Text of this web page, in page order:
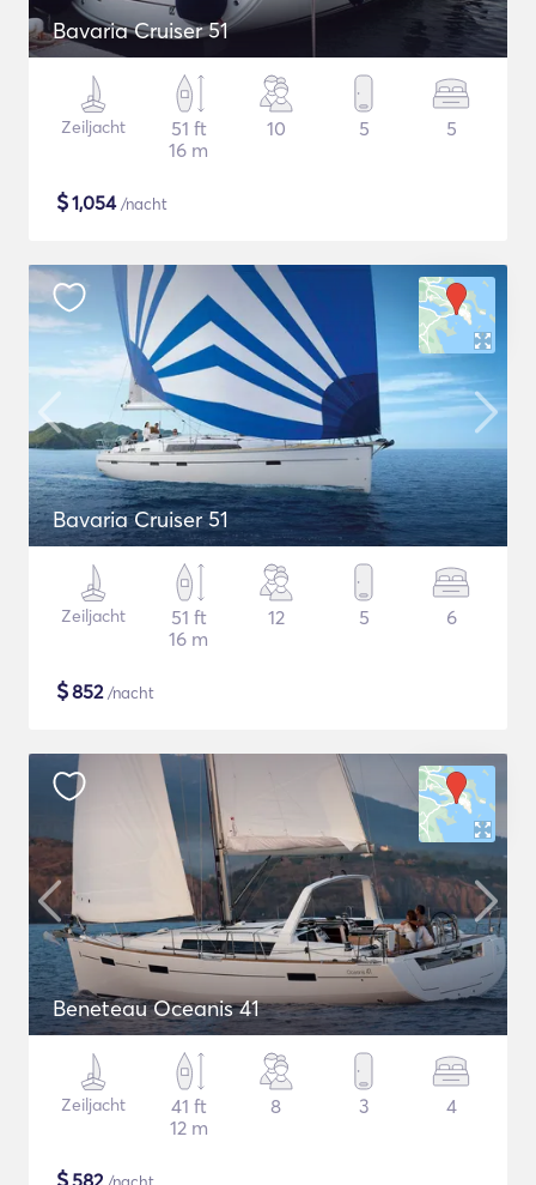
Bavaria Cruiser 51
Zeiljacht
51 ft
16 m
10 5 5
$1,054/nacht
Bavaria Cruiser 51
Zeiljacht
51 ft
16 m
12 5 6
$852/nacht
Beneteau Oceanis 41
Zeiljacht
41 ft
12 m
8 3 4
582